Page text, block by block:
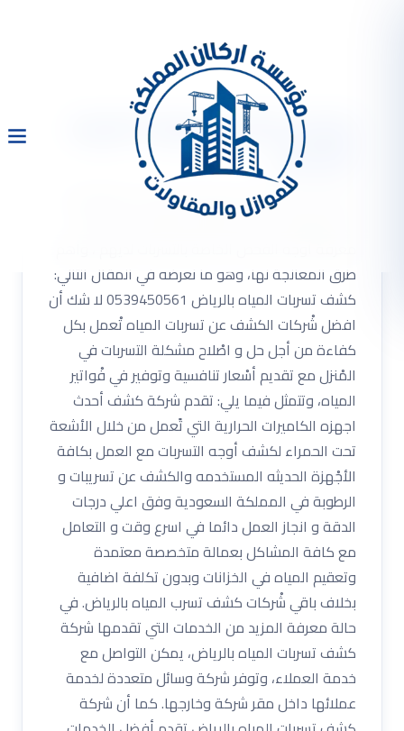
شركة كشف تسربات المياه
بالرياض
شركة كشف تسربات المياة بالرياض من الموضوعات
التي يهتم بالبحث عنها الكثير من الأفراد، من أجل
طرق المعالجة لها، وهو ما نعرضه في المقال التالي:
كشف تسربات المياه بالرياض 0539450561 لا شك أن
افضل شْركات الكشف عن تسربات المياه تْعمل بكل
كفاءة من أجل حل و اصْلاح مشكلة التسربات في
المْنزل مع تقديم أسْعار تنافسية وتوفير في فْواتير
المياه، وتتمثل فيما يلي: تقدم شركة كشف أحدث
اجهزه الكاميرات الحرارية التي تًعمل من خلال الأشعة
تحت الحمراء لكشف أوجه التسربات مع العمل بكافة
الأجْهزة الحديثه المستخدمه والكشف عن تسريبات و
الرطوبة في المملكة السعودية وفق اعلي درجات
الدقة و انجاز العمل دائما في اسرع وقت و التعامل
مع كافة المشاكل بعمالة متخصصة معتمدة
وتعقيم المياه في الخزانات وبدون تكلفة اضافية
بخلاف باقي شْركات كشف تسرب المياه بالرياض. في
حالة معرفة المزيد من الخدمات التي تقدمها شركة
كشف تسربات المياه بالرياض، يمكن التواصل مع
خدمة العملاء، وتوفر شركة وسائل متعددة لخدمة
عملائها داخل مقر شركة وخارجها. كما أن شركة